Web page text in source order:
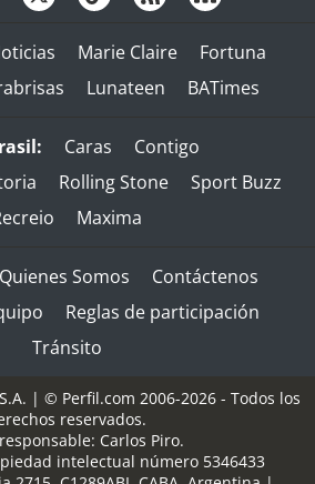
Marie Claire
Fortuna
Lunateen BATimes
Caras
Contigo
Rolling Stone
Sport Buzz
Maxima
Quienes Somos
Contáctenos
Reglas de participación
Tránsito
| © Perfil.com 2006-2026 - Todos los
reservados.
Carlos Piro.
intelectual número 5346433